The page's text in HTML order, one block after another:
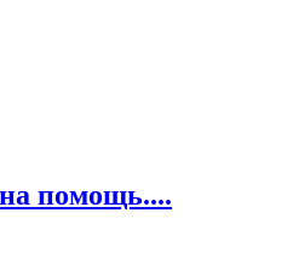
помощь....